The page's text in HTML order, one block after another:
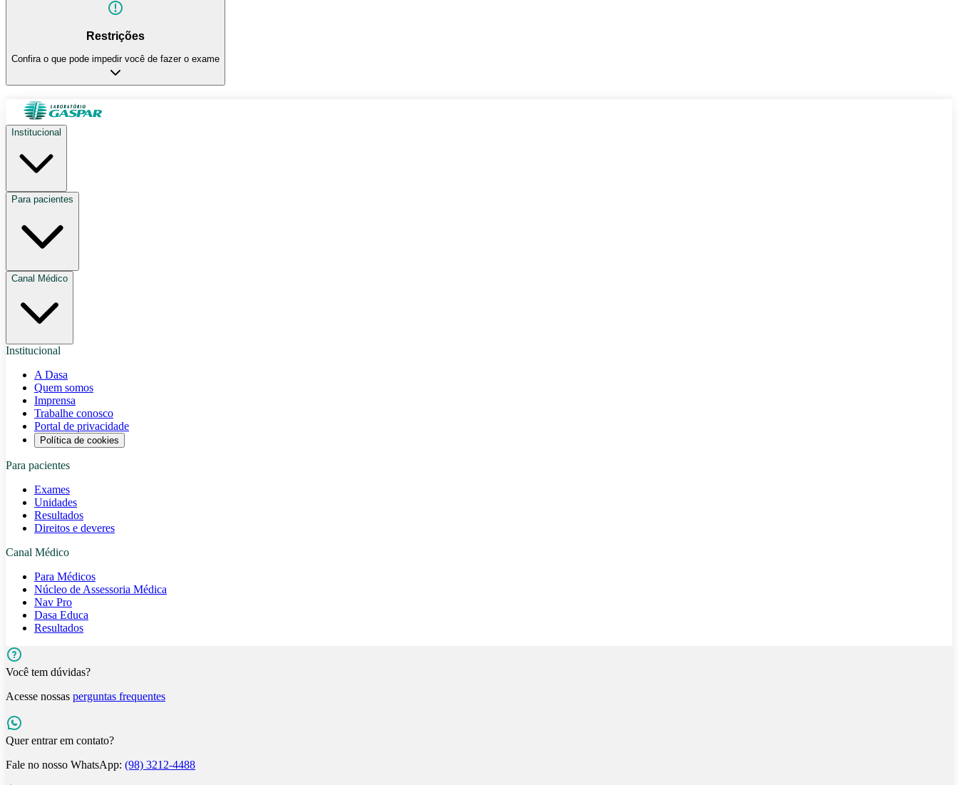
Restrições
Confira o que pode impedir você de fazer o exame
Institucional
Para pacientes
Canal Médico
Institucional
A Dasa
Quem somos
Imprensa
Trabalhe conosco
Portal de privacidade
Política de cookies
Para pacientes
Exames
Unidades
Resultados
Direitos e deveres
Canal Médico
Para Médicos
Núcleo de Assessoria Médica
Nav Pro
Dasa Educa
Resultados
Você tem dúvidas?
Acesse nossas perguntas frequentes
Quer entrar em contato?
Fale no nosso WhatsApp: (98) 3212-4488